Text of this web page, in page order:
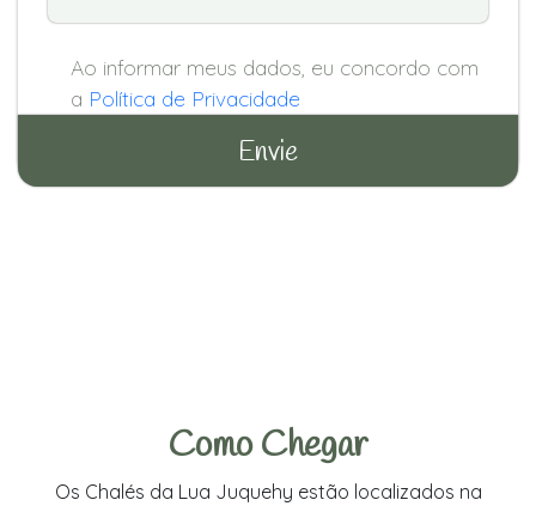
Ao informar meus dados, eu concordo com
a Política de Privacidade
Como Chegar
Os Chalés da Lua Juquehy estão localizados na